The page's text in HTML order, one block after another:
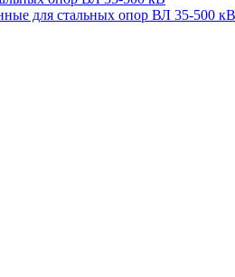
для стальных опор ВЛ 35-500 кВ